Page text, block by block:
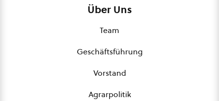
Über Uns
Team
Geschäftsführung
Vorstand
Agrarpolitik